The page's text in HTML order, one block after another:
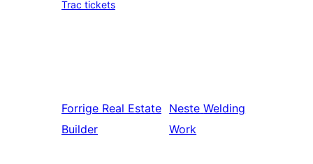
Trac tickets
Forrige Real Estate
Builder
Neste Welding
Work